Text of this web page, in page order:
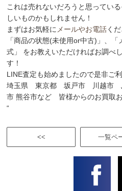
これは売れないだろうと思ってい
しいものかもしれません！
まずはお気軽に メールやお電話くだ
「商品の状態(未使用or中古)」、
式」 をお教えいただければお調べ
す！
LINE査定も始めましたので是非ご
埼玉県 東京都 坂戸市 川越市
市 熊谷市など 皆様からのお買取
“
<< 一覧ペ